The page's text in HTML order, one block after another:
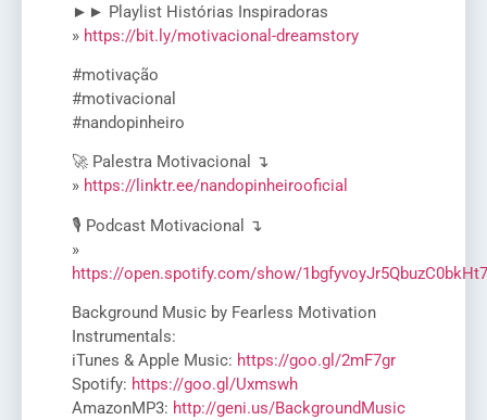
►► Playlist Histórias Inspiradoras
» https://bit.ly/motivacional-dreamstory
#motivação
#motivacional
#nandopinheiro
🚀 Palestra Motivacional ↴
» https://linktr.ee/nandopinheirooficial
🎙️ Podcast Motivacional ↴
»
https://open.spotify.com/show/1bgfyvoyJr5QbuzC0bkHt7
Background Music by Fearless Motivation
Instrumentals:
iTunes & Apple Music: https://goo.gl/2mF7gr
Spotify: https://goo.gl/Uxmswh
AmazonMP3: http://geni.us/BackgroundMusic